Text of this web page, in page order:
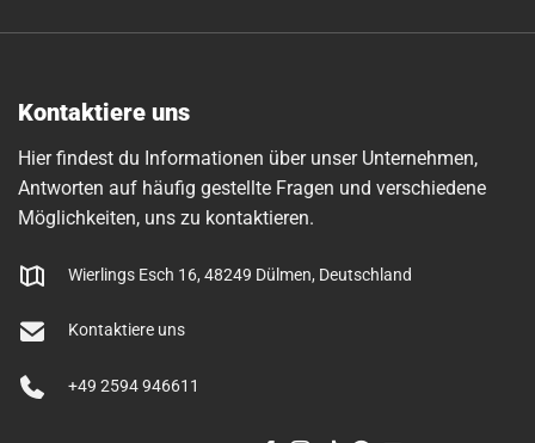
Kontaktiere uns
Hier findest du Informationen über unser Unternehmen,
Antworten auf häufig gestellte Fragen und verschiedene
Möglichkeiten, uns zu kontaktieren.
Wierlings Esch 16, 48249 Dülmen, Deutschland
Kontaktiere uns
+49 2594 946611